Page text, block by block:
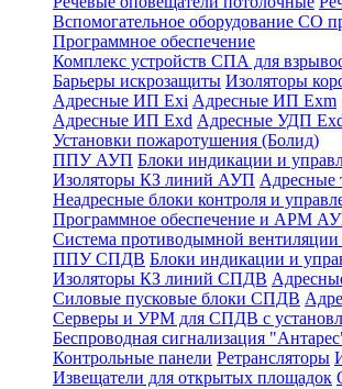
Вспомогательное оборудование СО
Программное обеспечение
Комплекс устройств СПА для
Барьеры искрозащиты Изоляторы
Адресные ИП Exi Адресные ИП Exm
Адресные ИП Exd Адресные УДП
Установки пожаротушения (Болид)
ППУ АУП Блоки индикации и
Изоляторы КЗ линий АУП Адресные
Неадресные блоки контроля и
Программное обеспечение и АРМ
Система противодымной
ППУ СПДВ Блоки индикации и
Изоляторы КЗ линий СПДВ
Силовые пусковые блоки СПДВ
Серверы и УРМ для СПДВ с
Беспроводная сигнализация
Контрольные панели Ретрансляторы
Извещатели для открытых площадок